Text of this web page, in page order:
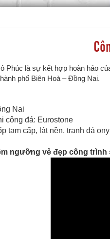
Phúc là sự kết hợp hoàn hảo
phố Biên Hoà – Đồng Nai.
Nai
công đá: Eurostone
tam cấp, lát nền, tranh đá
ngưỡng vẻ đẹp công trình